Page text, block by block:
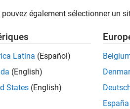
pouvez également sélectionner un
Latina (Español)
(English)
States (English)
España